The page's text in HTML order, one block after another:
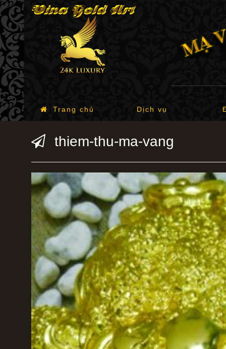
Trang chủ Dịch vụ
thiem-thu-ma-vang